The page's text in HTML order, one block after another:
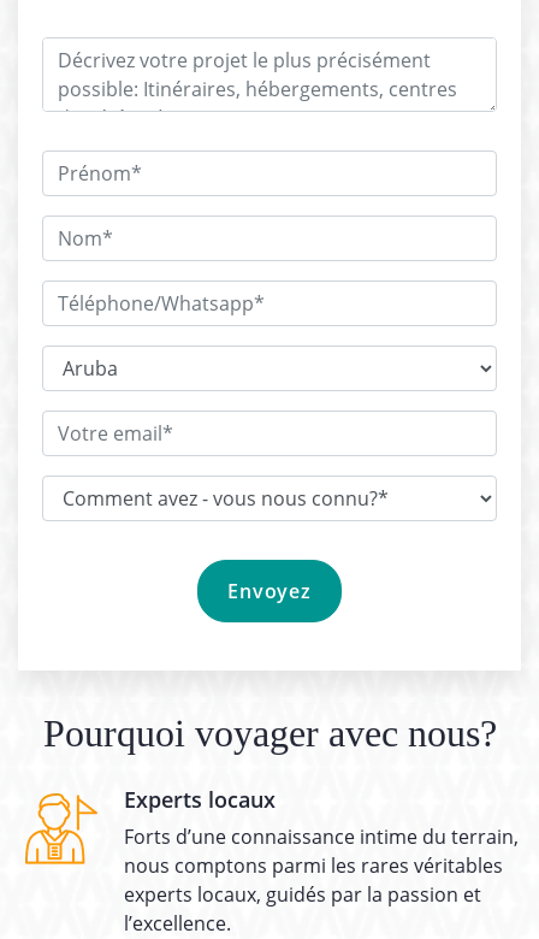
Pourquoi voyager avec nous?
Experts locaux
Forts d’une connaissance intime du terrain,
nous comptons parmi les rares véritables
experts locaux, guidés par la passion et
l’excellence.